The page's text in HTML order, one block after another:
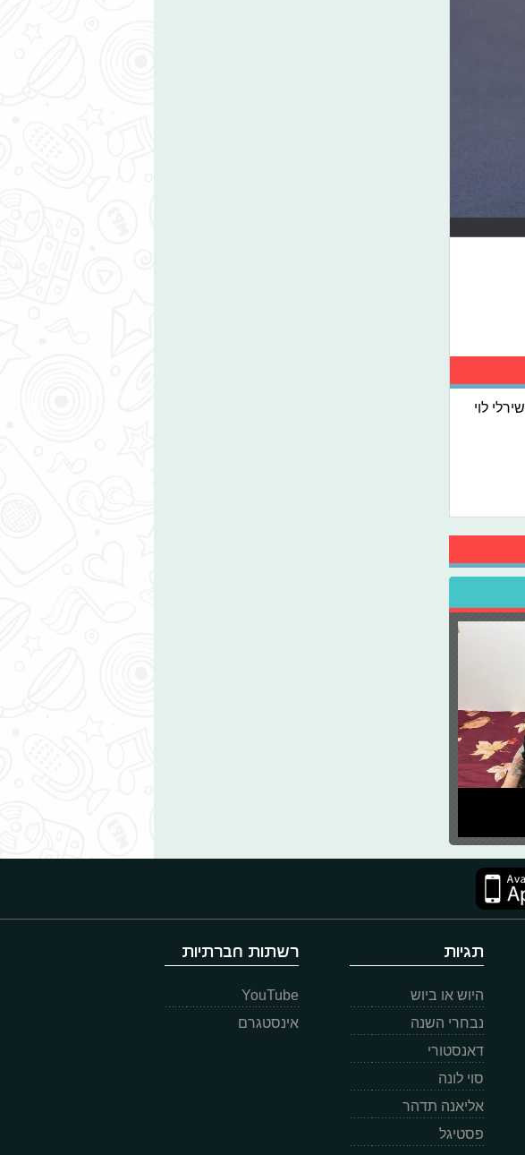
שירלי לוי
תגיות
היוש או ביוש
נבחרי השנה
דאנסטורי
סוי לונה
אליאנה תדהר
פסטיגל
רשתות חברתיות
YouTube
אינסטגרם